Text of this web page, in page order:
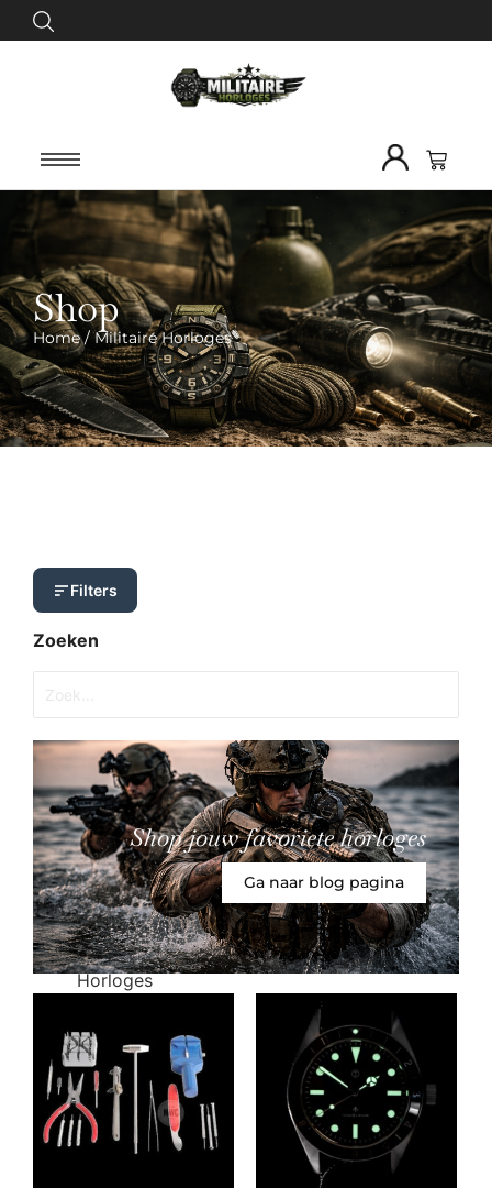
Shop
Home/ Militaire Horloges
Filters
Zoeken
Shop jouw favoriete horloges
Ga naar blog pagina
Horloges